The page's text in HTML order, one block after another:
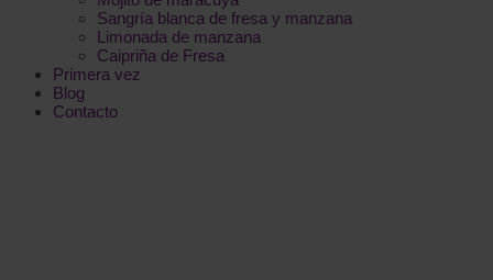
Sangría blanca de fresa y manzana
Limonada de manzana
Caipriña de Fresa
Primera vez
Blog
Contacto